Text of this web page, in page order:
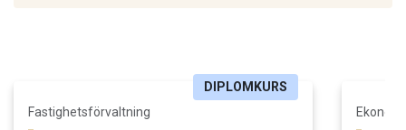
Läs mer och boka Diplomerad fastighetsförvaltare
DIPLOMKURS
Fastighetsförvaltning
Ekonomi